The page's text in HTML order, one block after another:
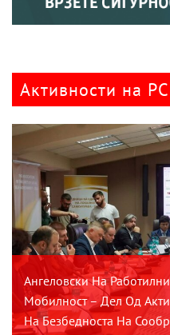
Активности на
Ангеловски На
Мобилност – Дел Од
На Безбедноста На